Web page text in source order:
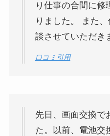
り仕事の合間に修
りました。 また
談させていただき
口コミ引用
先日、画面交換で
た。以前、電池交